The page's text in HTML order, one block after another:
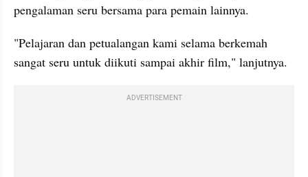
pengalaman seru bersama para pemain lainnya.
"Pelajaran dan petualangan kami selama berkemah
sangat seru untuk diikuti sampai akhir film," lanjutnya.
ADVERTISEMENT